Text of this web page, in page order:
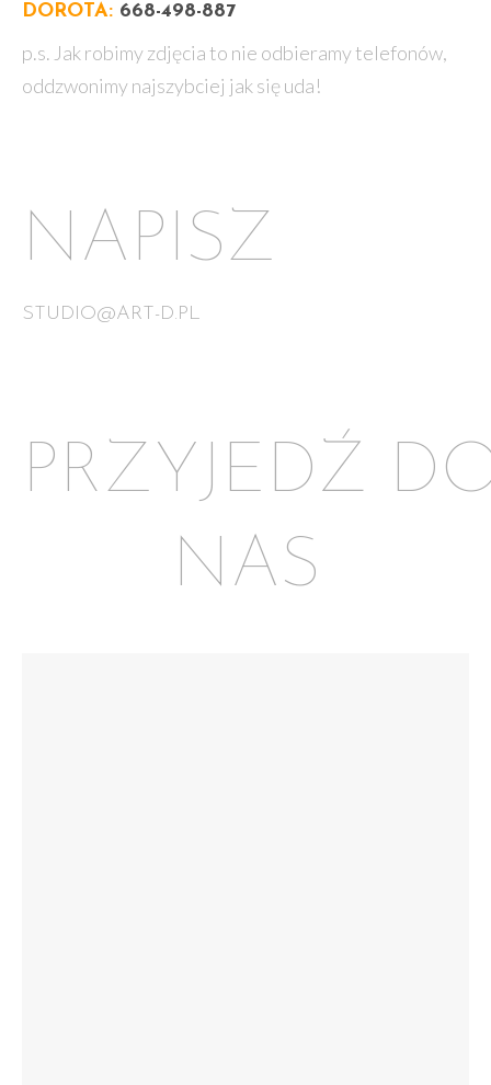
DOROTA: 668-498-887
p.s. Jak robimy zdjęcia to nie odbieramy telefonów,
oddzwonimy najszybciej jak się uda!
NAPISZ
STUDIO@ART-D.PL
PRZYJEDŹ
NAS